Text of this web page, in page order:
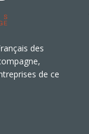
des
de ce